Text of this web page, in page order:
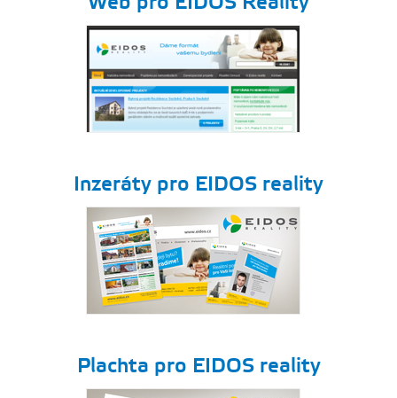
Inzeráty pro EIDOS reality
Plachta pro EIDOS reality